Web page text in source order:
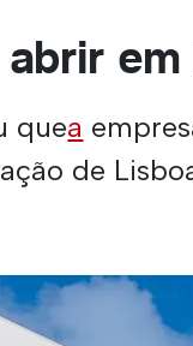
quea
de